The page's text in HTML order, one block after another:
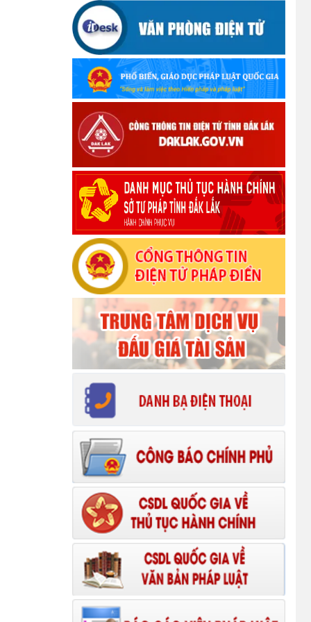
(12/10/2025)
UBND TỈNH ĐẮK LẮK KHUYẾN CÁO
NGƯỜI DÂN TĂNG CƯỜNG PHÒNG,
CHỐNG BỆNH TẢ
(09/10/2025)
Bộ Quốc phòng công bố thủ tục hành
chính đủ điều kiện tái cấu trúc thực hiện
toàn trình, một phần trên môi trường điện
tử
(09/10/2025)
Bộ Chính trị, Ban Bí thư kết luận về phân
cấp, phân quyền trong vận hành chính
quyền địa phương 2 cấp
(08/10/2025)